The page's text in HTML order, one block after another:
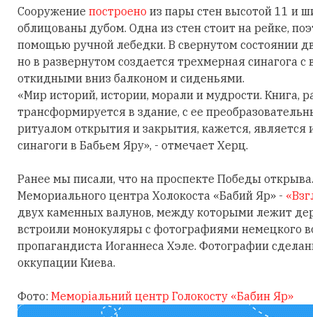
Сооружение построено из пары стен высотой 11 и
облицованы дубом. Одна из стен стоит на рейке,
помощью ручной лебедки. В свернутом состоянии
но в развернутом создается трехмерная синагога
откидными вниз балконом и сиденьями.
«Мир историй, истории, морали и мудрости. Книга,
трансформируется в здание, с ее
ритуалом открытия и закрытия, кажется,
синагоги в Бабьем Яру», - отмечает Херц.
Ранее мы писали, что на проспекте Победы
Мемориального центра Холокоста «Бабий Яр» -
двух каменных валунов, между которыми лежит
встроили монокуляры с фотографиями немецкого
пропагандиста Иоганнеса Хэле. Фотографии
оккупации Киева.
Фото: Меморіальний центр Голокосту «Бабин Яр»